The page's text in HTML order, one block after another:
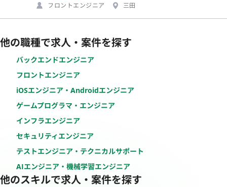
フロントエンジニア
三田
他の職種で求人・案件を探す
バックエンドエンジニア
フロントエンジニア
iOSエンジニア・Androidエンジニア
ゲームプログラマ・エンジニア
インフラエンジニア
セキュリティエンジニア
テストエンジニア・テクニカルサポート
AIエンジニア・機械学習エンジニア
他のスキルで求人・案件を探す